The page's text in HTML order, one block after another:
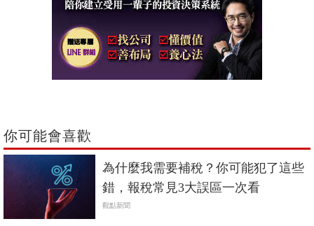
你可能會喜歡
為什麼我需要補稅？你可能犯了這些
錯，報稅常見3大誤區一次看
觀點新聞